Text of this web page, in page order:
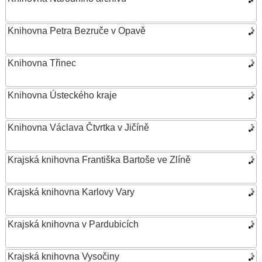
Knihovna Petra Bezruče v Opavě
Knihovna Třinec
Knihovna Ústeckého kraje
Knihovna Václava Čtvrtka v Jičíně
Krajská knihovna Františka Bartoše ve Zlíně
Krajská knihovna Karlovy Vary
Krajská knihovna v Pardubicích
Krajská knihovna Vysočiny